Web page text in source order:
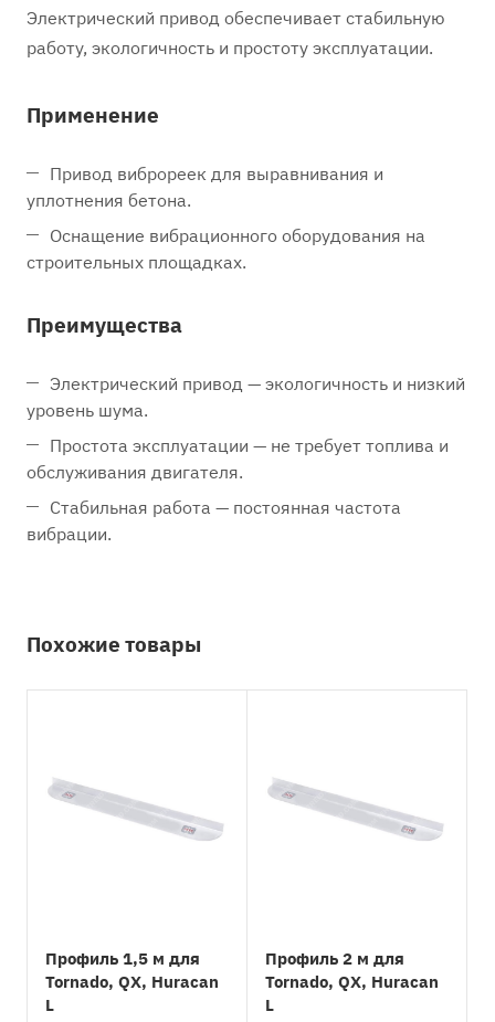
Электрический привод обеспечивает стабильную
работу, экологичность и простоту эксплуатации.
Применение
Привод виброреек для выравнивания и
уплотнения бетона.
Оснащение вибрационного оборудования на
строительных площадках.
Преимущества
Электрический привод — экологичность и низкий
уровень шума.
Простота эксплуатации — не требует топлива и
обслуживания двигателя.
Стабильная работа — постоянная частота
вибрации.
Похожие товары
Профиль 1,5 м для
Tornado, QX, Huracan
L
Профиль 2 м для
Tornado, QX, Huracan
L